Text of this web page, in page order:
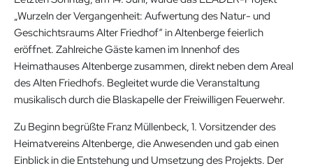
„Wurzeln der Vergangenheit: Aufwertung des Natur- und
Geschichtsraums Alter Friedhof“ in Altenberge feierlich
eröffnet. Zahlreiche Gäste kamen im Innenhof des
Heimathauses Altenberge zusammen, direkt neben dem Areal
des Alten Friedhofs. Begleitet wurde die Veranstaltung
musikalisch durch die Blaskapelle der Freiwilligen Feuerwehr.
Zu Beginn begrüßte Franz Müllenbeck, 1. Vorsitzender des
Heimatvereins Altenberge, die Anwesenden und gab einen
Einblick in die Entstehung und Umsetzung des Projekts. Der